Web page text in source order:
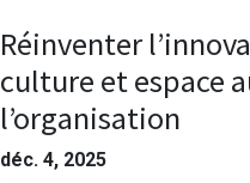
Réinventer
culture et espace
l’organisation
déc. 4, 2025